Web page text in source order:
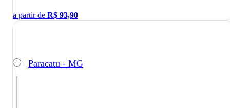
a partir de R$ 93,90
Paracatu - MG